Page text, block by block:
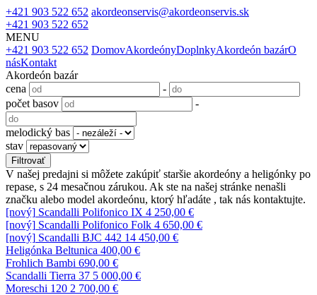
+421 903 522 652 akordeonservis@akordeonservis.sk
+421 903 522 652
MENU
+421 903 522 652 DomovAkordeónyDoplnkyAkordeón bazárO
násKontakt
Akordeón bazár
cena
-
počet basov
-
melodický bas
stav
V našej predajni si môžete zakúpiť staršie akordeóny a heligónky po
repase, s 24 mesačnou zárukou. Ak ste na našej stránke nenašli
značku alebo model akordeónu, ktorý hľadáte , tak nás kontaktujte.
[nový] Scandalli Polifonico IX 4 250,00 €
[nový] Scandalli Polifonico Folk 4 650,00 €
[nový] Scandalli BJC 442 14 450,00 €
Heligónka Beltunica 400,00 €
Frohlich Bambi 690,00 €
Scandalli Tierra 37 5 000,00 €
Moreschi 120 2 700,00 €